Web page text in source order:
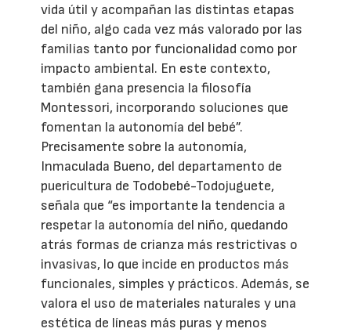
vida útil y acompañan las distintas etapas
del niño, algo cada vez más valorado por las
familias tanto por funcionalidad como por
impacto ambiental. En este contexto,
también gana presencia la filosofía
Montessori, incorporando soluciones que
fomentan la autonomía del bebé”.
Precisamente sobre la autonomía,
Inmaculada Bueno, del departamento de
puericultura de Todobebé-Todojuguete,
señala que “es importante la tendencia a
respetar la autonomía del niño, quedando
atrás formas de crianza más restrictivas o
invasivas, lo que incide en productos más
funcionales, simples y prácticos. Además, se
valora el uso de materiales naturales y una
estética de líneas más puras y menos